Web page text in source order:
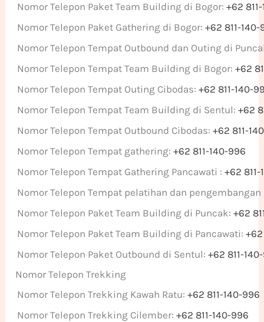
Nomor Telepon Paket Team Building di Bogor:+62
Nomor Telepon Paket Gathering di Bogor:+62 811-
Nomor Telepon Tempat Outbound dan Outing di
Nomor Telepon Tempat Team Building di Bogor:+62
Nomor Telepon Tempat Outing Cibodas:+62 811-140-
Nomor Telepon Tempat Team Building di Sentul:+62
Nomor Telepon Tempat Outbound Cibodas:+62 811-
Nomor Telepon Tempat gathering:+62 811-140-996
Nomor Telepon Tempat Gathering Pancawati :+62
Nomor Telepon Tempat pelatihan dan
Nomor Telepon Paket Team Building di Puncak:+62
Nomor Telepon Paket Team Building di Pancawati:
Nomor Telepon Paket Outbound di Sentul:+62 811-
Nomor Telepon Trekking
Nomor Telepon Trekking Kawah Ratu:+62 811-140-996
Nomor Telepon Trekking Cilember:+62 811-140-996